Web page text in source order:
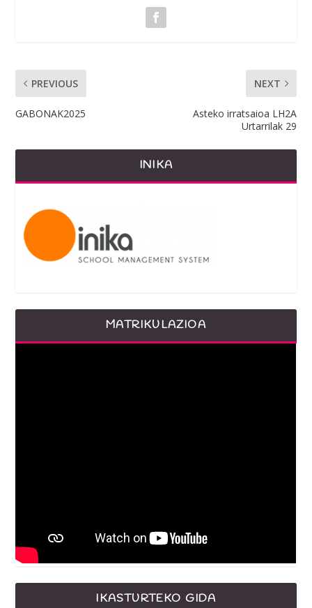
PREVIOUS
GABONAK2025
NEXT
Asteko irratsaioa LH2A
Urtarrilak 29
INIKA
MATRIKULAZIOA
IKASTURTEKO GIDA